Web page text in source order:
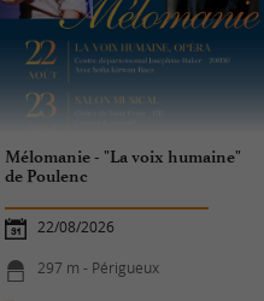
Mélomanie - "La voix humaine"
de Poulenc
22/08/2026
297 m - Périgueux